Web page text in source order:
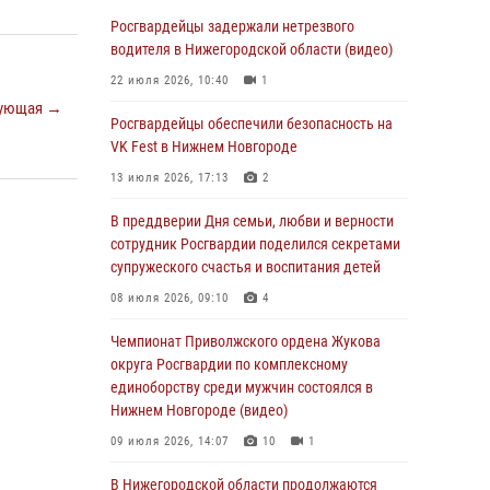
→
Росгвардии «по горячим следам» задержали
правонарушителя за стрельбу
17 июля 2026, 05:17
В Нижегородской области продолжаются
мероприятия в рамках всероссийской
ведомственной акции «Каникулы с
16 июля 2026, 05:00
Росгвардейцы обеспечили безопасность на
VK Fest в Нижнем Новгороде
Нижегородские росгвардейцы за
прошедшую неделю выезжали более 750 раз
по сигналу «тревога»
13 июля 2026, 06:45
Росгвардейцы предотвратили серию краж в
Росгвардейцы задержали нетрезвого
водителя в Нижегородской области (видео)
22 июля 2026, 10:40 1
Росгвардейцы обеспечили безопасность на
VK Fest в Нижнем Новгороде
13 июля 2026, 17:13 2
В преддверии Дня семьи, любви и верности
сотрудник Росгвардии поделился секретами
супружеского счастья и воспитания детей
08 июля 2026, 09:10 4
Чемпионат Приволжского ордена Жукова
округа Росгвардии по комплексному
единоборству среди мужчин состоялся в
Нижнем Новгороде (видео)
09 июля 2026, 14:07 10 1
В Нижегородской области продолжаются